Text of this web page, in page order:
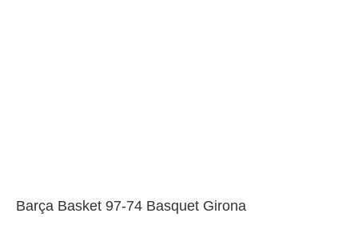
Barça Basket 97-74 Basquet Girona